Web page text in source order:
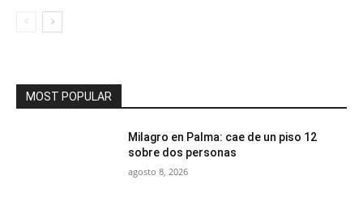
MOST POPULAR
Milagro en Palma: cae de un piso 12
sobre dos personas
agosto 8, 2026